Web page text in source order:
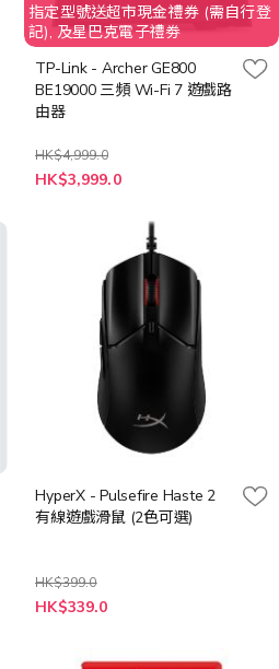
指定型號送超市現金禮券 (需自行登
記), 及星巴克電子禮劵
TP-Link - Archer GE800
BE19000 三頻 Wi-Fi 7 遊戲路
由器
HK$4,999.0
特
殊
HK$3,999.0
HyperX - Pulsefire Haste 2
有線遊戲滑鼠 (2色可選)
HK$399.0
HK$339.0